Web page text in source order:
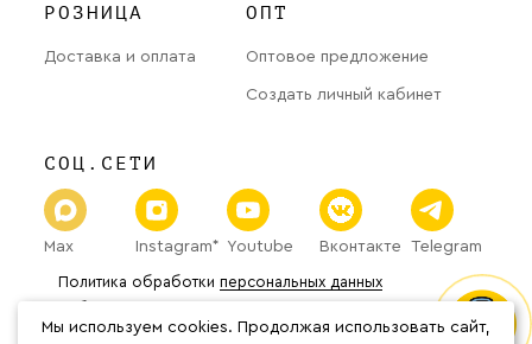
РОЗНИЦА
Доставка и оплата
ОПТ
Оптовое предложение
Создать личный кабинет
СОЦ.СЕТИ
Max Instagram* Youtube Вконтакте Telegram
Политика обработки персональных данных
© 2026 «The Welder Catherine» Все права защищены.
Мы используем cookies. Продолжая использовать сайт,